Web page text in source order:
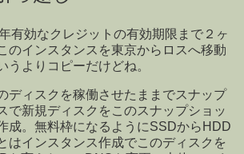
有効なクレジットの有効期限まで２ヶ
のインスタンスを東京からロスへ移動
うよりコピーだけどね。
ディスクを稼働させたままでスナップ
で新規ディスクをこのスナップショッ
成。無料枠になるようにSSDからHDD
はインスタンス作成でこのディスクを